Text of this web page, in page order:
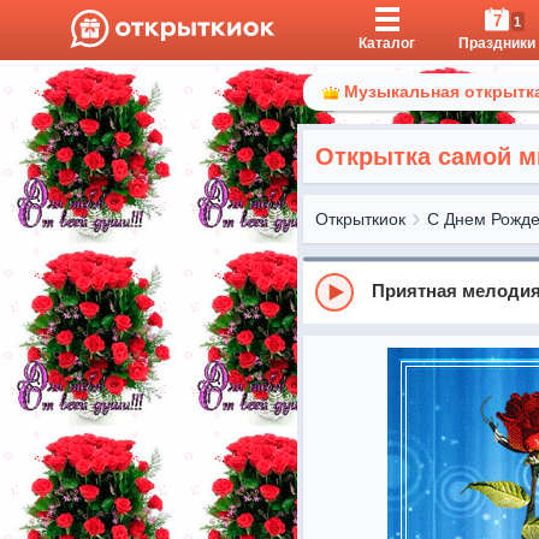
Каталог
7 1
Праздники
Музыкальная
Открытка самой
Открыткиок С Днем
Приятная